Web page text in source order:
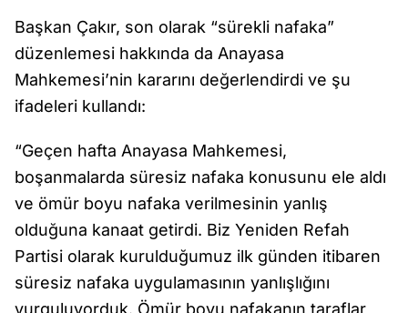
Başkan Çakır, son olarak “sürekli nafaka”
düzenlemesi hakkında da Anayasa
Mahkemesi’nin kararını değerlendirdi ve şu
ifadeleri kullandı:
“Geçen hafta Anayasa Mahkemesi,
boşanmalarda süresiz nafaka konusunu ele aldı
ve ömür boyu nafaka verilmesinin yanlış
olduğuna kanaat getirdi. Biz Yeniden Refah
Partisi olarak kurulduğumuz ilk günden itibaren
süresiz nafaka uygulamasının yanlışlığını
vurguluyorduk. Ömür boyu nafakanın taraflar